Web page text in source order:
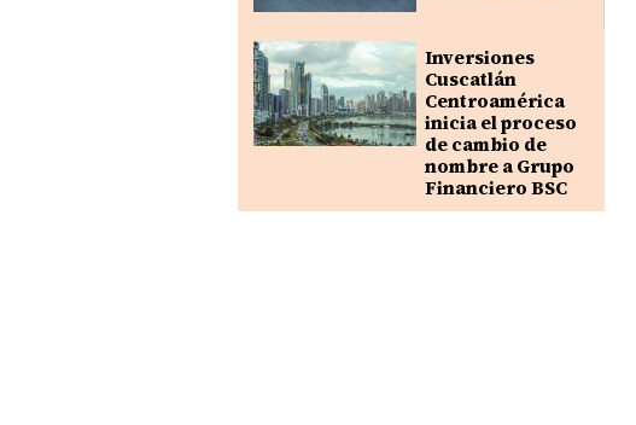
Inversiones
Cuscatlán
Centroamérica
inicia el proceso
de cambio de
nombre a Grupo
Financiero BSC